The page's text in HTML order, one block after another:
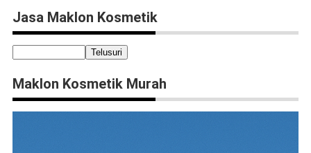
Jasa Maklon Kosmetik
Maklon Kosmetik Murah